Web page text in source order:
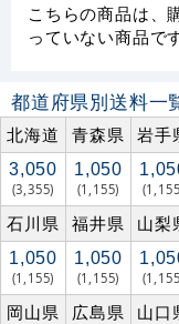
こちらの商品は、
っていない商品です
都道府県別送料一
北海道
青森県 岩手
3,050
(3,355)
1,050
(1,155)
石川県 福井県 山梨
1,050
(1,155)
1,050
(1,155)
岡山県 広島県 山口